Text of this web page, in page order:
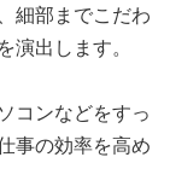
細部までこだわ
出します。
コンなどをすっ
事の効率を高め